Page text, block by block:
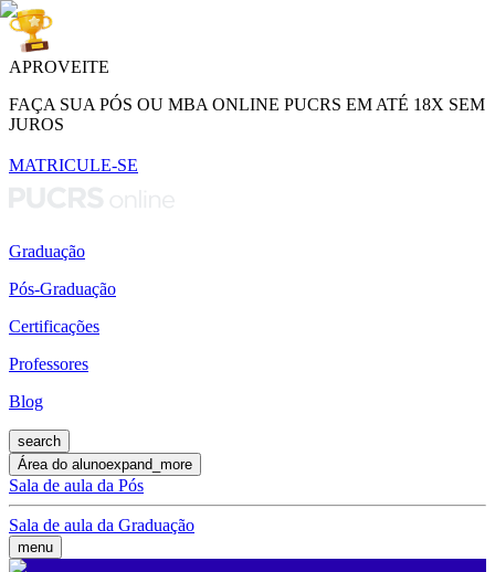
APROVEITE
FAÇA SUA PÓS OU MBA ONLINE PUCRS EM ATÉ 18X SEM
JUROS
MATRICULE-SE
Graduação
Pós-Graduação
Certificações
Professores
Blog
search
Área do alunoexpand_more
Sala de aula da Pós
Sala de aula da Graduação
menu